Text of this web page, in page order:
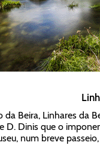
da Beira, Linhares da
D. Dinis que o
num breve